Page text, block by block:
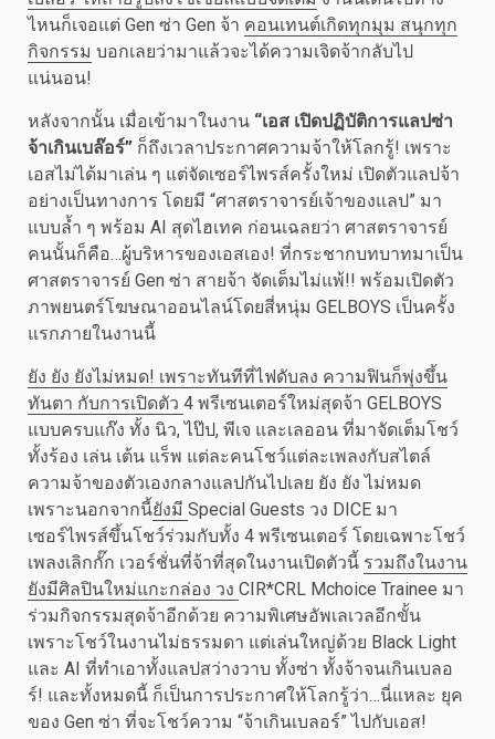
ไหนก็เจอแต่ Gen ซ่า Gen จ้า คอนเทนต์เกิดทุกมุม สนุกทุก
กิจกรรม บอกเลยว่ามาแล้วจะได้ความเจิดจ้ากลับไป
แน่นอน!
หลังจากนั้น เมื่อเข้ามาในงาน “เอส เปิดปฏิบัติการแลปซ่า
จ้าเกินเบล๊อร์” ก็ถึงเวลาประกาศความจ้าให้โลกรู้! เพราะ
เอสไม่ได้มาเล่น ๆ แต่จัดเซอร์ไพรส์ครั้งใหม่ เปิดตัวแลปจ้า
อย่างเป็นทางการ โดยมี “ศาสตราจารย์เจ้าของแลป” มา
แบบล้ำ ๆ พร้อม AI สุดไฮเทค ก่อนเฉลยว่า ศาสตราจารย์
คนนั้นก็คือ…ผู้บริหารของเอสเอง! ที่กระชากบทบาทมาเป็น
ศาสตราจารย์ Gen ซ่า สายจ้า จัดเต็มไม่แพ้!! พร้อมเปิดตัว
ภาพยนตร์โฆษณาออนไลน์โดยสี่หนุ่ม GELBOYS เป็นครั้ง
แรกภายในงานนี้
ยัง ยัง ยังไม่หมด! เพราะทันทีที่ไฟดับลง ความฟินก็พุ่งขึ้น
ทันตา กับการเปิดตัว 4 พรีเซนเตอร์ใหม่สุดจ้า GELBOYS
แบบครบแก๊ง ทั้ง นิว, ไป๊ป, พีเจ และเลออน ที่มาจัดเต็มโชว์
ทั้งร้อง เล่น เต้น แร็พ แต่ละคนโชว์แต่ละเพลงกับสไตล์
ความจ้าของตัวเองกลางแลปกันไปเลย ยัง ยัง ไม่หมด
เพราะนอกจากนี้ยังมี Special Guests วง DICE มา
เซอร์ไพรส์ขึ้นโชว์ร่วมกับทั้ง 4 พรีเซนเตอร์ โดยเฉพาะโชว์
เพลงเลิกกั๊ก เวอร์ชั่นที่จ้าที่สุดในงานเปิดตัวนี้ รวมถึงในงาน
ยังมีศิลปินใหม่แกะกล่อง วง CIR*CRL Mchoice Trainee มา
ร่วมกิจกรรมสุดจ้าอีกด้วย ความพิเศษอัพเลเวลอีกขั้น
เพราะโชว์ในงานไม่ธรรมดา แต่เล่นใหญ่ด้วย Black Light
และ AI ที่ทำเอาทั้งแลปสว่างวาบ ทั้งซ่า ทั้งจ้าจนเกินเบลอ
ร์! และทั้งหมดนี้ ก็เป็นการประกาศให้โลกรู้ว่า…นี่แหละ ยุค
ของ Gen ซ่า ที่จะโชว์ความ “จ้าเกินเบลอร์” ไปกับเอส!